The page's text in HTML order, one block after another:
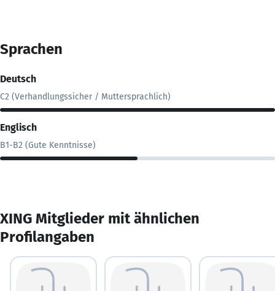
Sprachen
Deutsch
C2 (Verhandlungssicher / Muttersprachlich)
Englisch
B1-B2 (Gute Kenntnisse)
XING Mitglieder mit ähnlichen
Profilangaben